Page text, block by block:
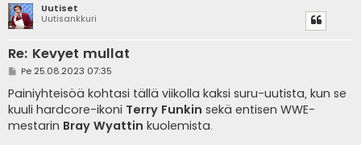
Uutiset
Uutisankkuri
Re: Kevyet mullat
V
e
s
t
i
Pe 25.08.2023 07:35
Painiyhteisöä kohtasi tällä viikolla kaksi suru-uutista, kun se
kuuli hardcore-ikoni Terry Funkin sekä entisen WWE-
mestarin Bray Wyattin kuolemista.